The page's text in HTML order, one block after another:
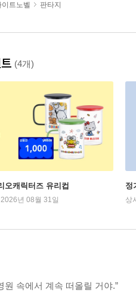
이트노벨 판타지
(4개)
오캐릭터즈 유리컵
년 08월 31일
정
상
원 속에서 계속 떠올릴 거야.”